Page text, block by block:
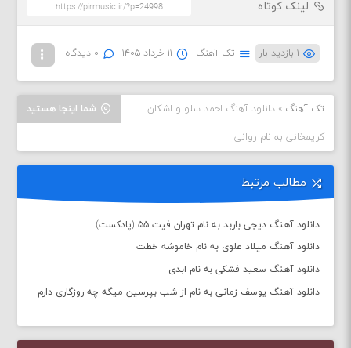
لینک کوتاه
۱ بازدید بار تک آهنگ ۱۱ خرداد ۱۴۰۵ ۰ دیدگاه
شما اینجا هستید تک آهنگ »دانلود آهنگ احمد سلو و اشکان
کریمخانی به نام روانی
مطالب مرتبط
دانلود آهنگ دیجی باربد به نام تهران فیت ۵۵ (پادکست)
دانلود آهنگ میلاد علوی به نام خاموشه خطت
دانلود آهنگ سعید فشکی به نام ابدی
دانلود آهنگ یوسف زمانی به نام از شب بپرسین میگه چه روزگاری دارم